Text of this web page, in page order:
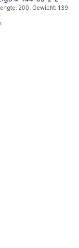
200, Gewicht: 139